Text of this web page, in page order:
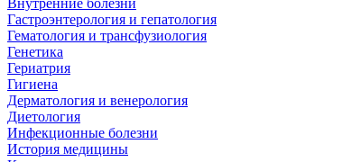
Внутренние болезни
Гастроэнтерология и гепатология
Гематология и трансфузиология
Генетика
Гериатрия
Гигиена
Дерматология и венерология
Диетология
Инфекционные болезни
История медицины